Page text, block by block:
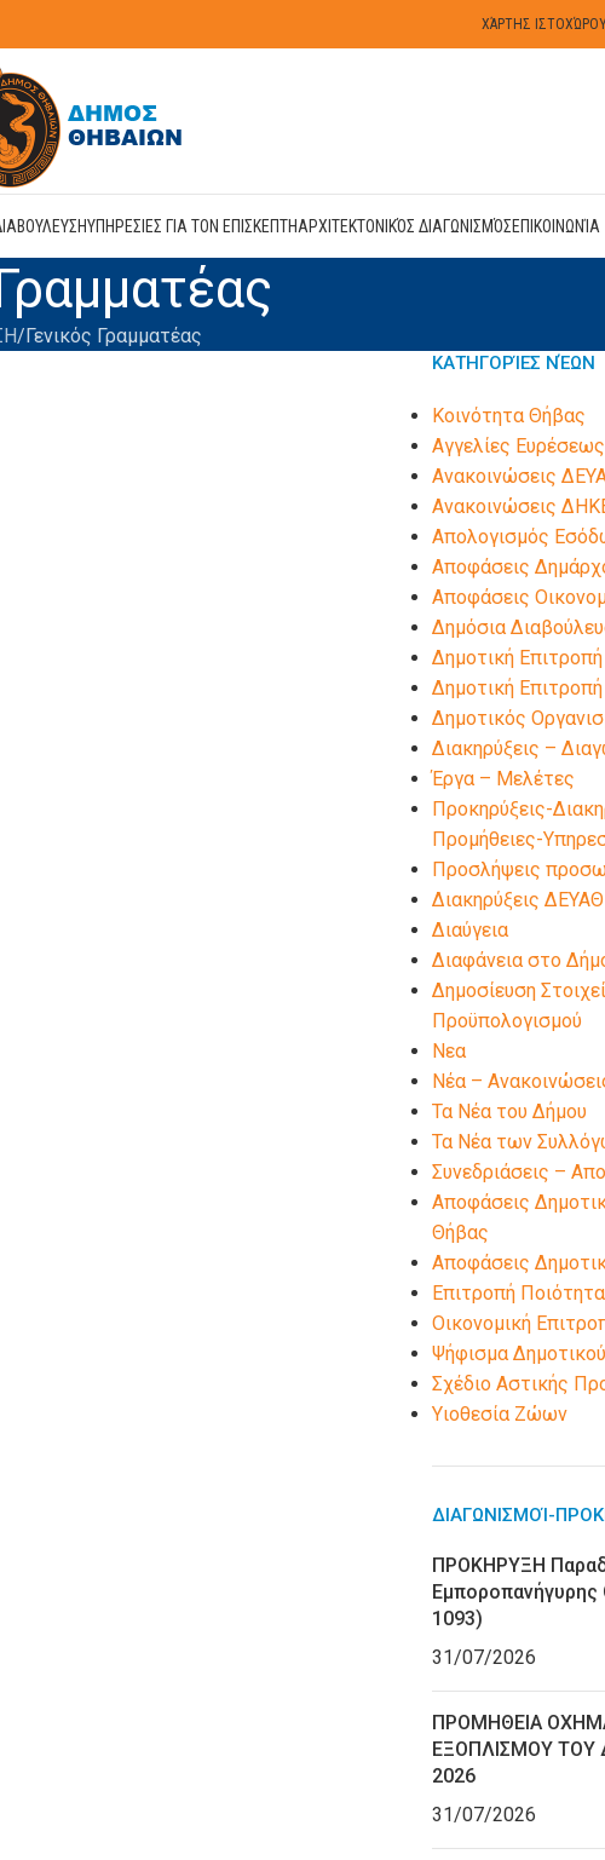
ΧΆΡΤΗΣ
ΥΠΗΡΕΣΙΕΣ ΓΙΑ ΤΟΝ ΕΠΙΣΚΕΠΤΗΑΡΧΙΤΕΚΤΟΝΙΚΌΣ ΔΙΑΓΩΝΙΣΜΌΣΕΠΙΚΟΙΝΩΝΊΑ
Γενικός Γραμματέας
ΚΑΤΗΓΟΡΊΕΣ ΝΈΩΝ
Kοινότητα Θήβας
Αγγελίες
Ανακοινώσεις
Ανακοινώσεις
Απολογισμός
Αποφάσεις
Αποφάσεις
Δημόσια
Δημοτική Επιτροπή
Δημοτική Επιτροπή
Δημοτικός
Διακηρύξεις –
Έργα – Μελέτες
Προκηρύξεις-
Προμήθειες-
Προσλήψεις
Διακηρύξεις ΔΕΥΑΘ
Διαύγεια
Διαφάνεια στο
Δημοσίευση
Προϋπολογισμού
Νεα
Νέα –
Τα Νέα του Δήμου
Τα Νέα των
Συνεδριάσεις –
Αποφάσεις
Θήβας
Αποφάσεις
Επιτροπή
Οικονομική
Ψήφισμα
Σχέδιο Αστικής
Υιοθεσία Ζώων
ΔΙΑΓΩΝΙΣΜΟΊ-
ΠΡΟΚΗΡΥΞΗ
Εμποροπανήγυρης
1093)
31/07/2026
ΠΡΟΜΗΘΕΙΑ
ΕΞΟΠΛΙΣΜΟΥ
2026
31/07/2026